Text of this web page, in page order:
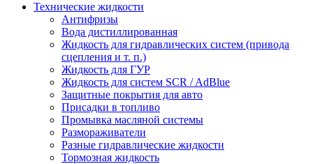
Технические жидкости
Антифризы
Вода дистиллированная
Жидкость для гидравлических систем (привода
сцепления и т. п.)
Жидкость для ГУР
Жидкость для систем SCR / AdBlue
Защитные покрытия для авто
Присадки в топливо
Промывка масляной системы
Размораживатели
Разные гидравлические жидкости
Тормозная жидкость